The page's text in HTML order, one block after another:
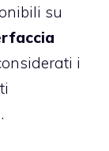
su
i